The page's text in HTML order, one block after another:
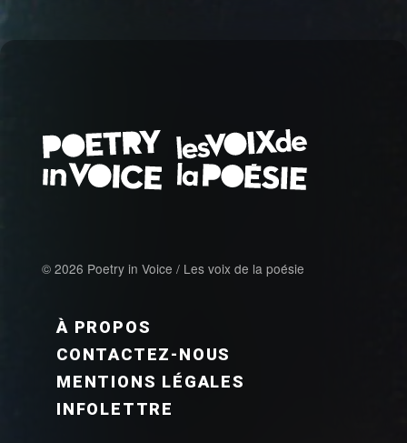
© 2026 Poetry in Voice / Les voix de la poésie
FOOTER MENU FR
À PROPOS
CONTACTEZ-NOUS
MENTIONS LÉGALES
INFOLETTRE